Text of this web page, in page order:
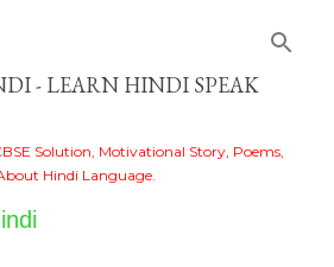
- LEARN HINDI SPEAK
Solution, Motivational Story, Poems,
Hindi Language.